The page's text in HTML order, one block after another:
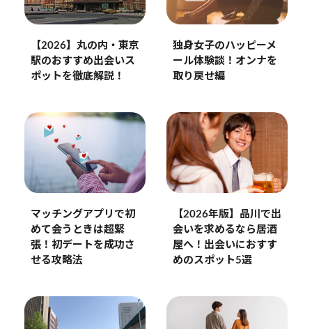
【2026】丸の内・東京
駅のおすすめ出会いス
ポットを徹底解説！
独身女子のハッピーメ
ール体験談！オンナを
取り戻せ編
マッチングアプリで初
めて会うときは超緊
張！初デートを成功さ
せる攻略法
【2026年版】品川で出
会いを求めるなら居酒
屋へ！出会いにおすす
めのスポット5選